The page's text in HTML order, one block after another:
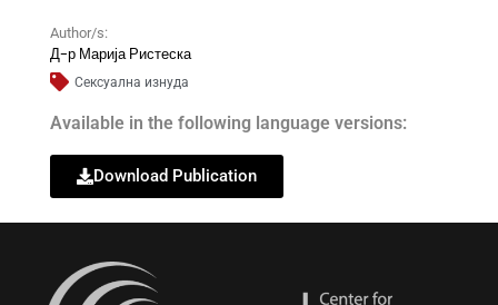
Author/s:
Д-р Марија Ристеска
Сексуална изнуда
Available in the following language versions:
Download Publication